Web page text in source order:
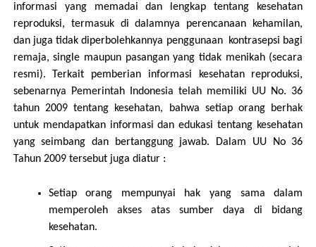
informasi yang memadai dan lengkap tentang kesehatan
reproduksi, termasuk di dalamnya perencanaan kehamilan,
dan juga tidak diperbolehkannya penggunaan kontrasepsi bagi
remaja, single maupun pasangan yang tidak menikah (secara
resmi). Terkait pemberian informasi kesehatan reproduksi,
sebenarnya Pemerintah Indonesia telah memiliki UU No. 36
tahun 2009 tentang kesehatan, bahwa setiap orang berhak
untuk mendapatkan informasi dan edukasi tentang kesehatan
yang seimbang dan bertanggung jawab. Dalam UU No 36
Tahun 2009 tersebut juga diatur :
Setiap orang mempunyai hak yang sama dalam
memperoleh akses atas sumber daya di bidang
kesehatan.